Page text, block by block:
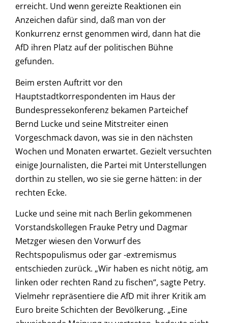
erreicht. Und wenn gereizte Reaktionen ein
Anzeichen dafür sind, daß man von der
Konkurrenz ernst genommen wird, dann hat die
AfD ihren Platz auf der politischen Bühne
gefunden.
Beim ersten Auftritt vor den
Hauptstadtkorrespondenten im Haus der
Bundespressekonferenz bekamen Parteichef
Bernd Lucke und seine Mitstreiter einen
Vorgeschmack davon, was sie in den nächsten
Wochen und Monaten erwartet. Gezielt versuchten
einige Journalisten, die Partei mit Unterstellungen
dorthin zu stellen, wo sie sie gerne hätten: in der
rechten Ecke.
Lucke und seine mit nach Berlin gekommenen
Vorstandskollegen Frauke Petry und Dagmar
Metzger wiesen den Vorwurf des
Rechtspopulismus oder gar -extremismus
entschieden zurück. „Wir haben es nicht nötig, am
linken oder rechten Rand zu fischen“, sagte Petry.
Vielmehr repräsentiere die AfD mit ihrer Kritik am
Euro breite Schichten der Bevölkerung. „Eine